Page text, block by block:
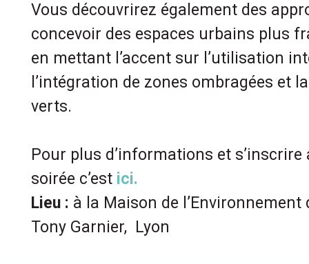
Vous découvrirez également des
concevoir des espaces urbains plus
en mettant l’accent sur l’utilisation
l’intégration de zones ombragées et
verts.
Pour plus d’informations et
soirée c’est ici.
Lieu : à la Maison de l’Environnement
Tony Garnier, Lyon